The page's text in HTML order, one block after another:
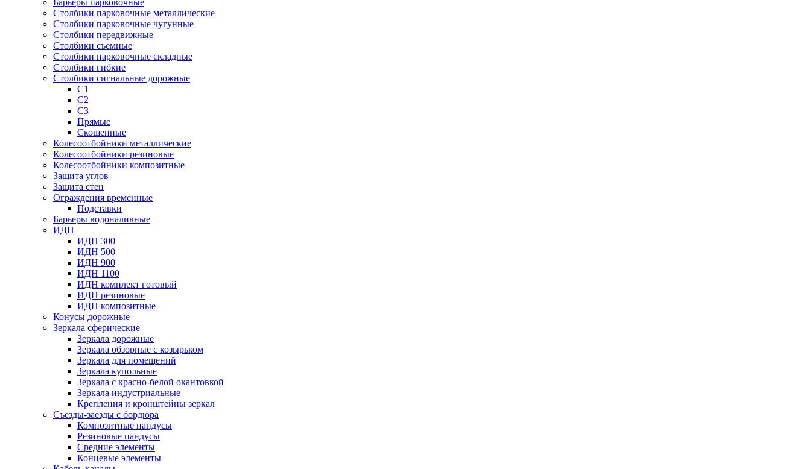
Барьеры парковочные
Столбики парковочные металлические
Столбики парковочные чугунные
Столбики передвижные
Столбики съемные
Столбики парковочные складные
Столбики гибкие
Столбики сигнальные дорожные
С1
С2
С3
Прямые
Скошенные
Колесоотбойники металлические
Колесоотбойники резиновые
Колесоотбойники композитные
Защита углов
Защита стен
Ограждения временные
Подставки
Барьеры водоналивные
ИДН
ИДН 300
ИДН 500
ИДН 900
ИДН 1100
ИДН комплект готовый
ИДН резиновые
ИДН композитные
Конусы дорожные
Зеркала сферические
Зеркала дорожные
Зеркала обзорные с козырьком
Зеркала для помещений
Зеркала купольные
Зеркала с красно-белой окантовкой
Зеркала индустриальные
Крепления и кронштейны зеркал
Съезды-заезды с бордюра
Композитные пандусы
Резиновые пандусы
Средние элементы
Концевые элементы